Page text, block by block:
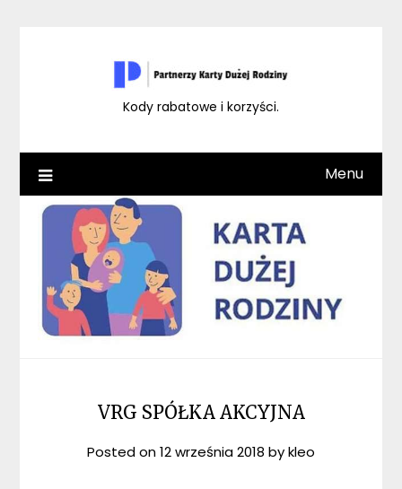
Kody rabatowe i korzyści.
Menu
VRG SPÓŁKA AKCYJNA
Posted on12 września 2018 bykleo